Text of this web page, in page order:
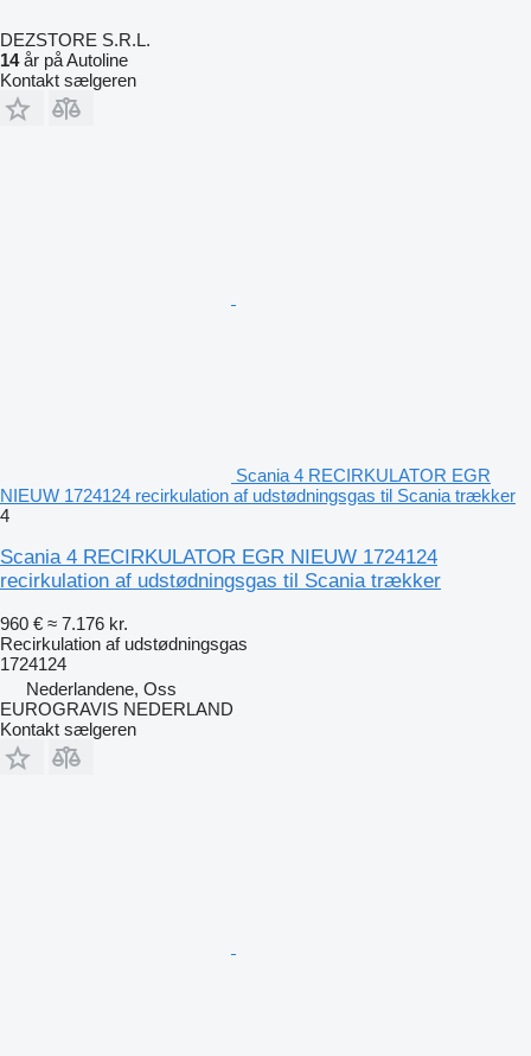
DEZSTORE S.R.L.
14år på Autoline
Kontakt sælgeren
Scania 4 RECIRKULATOR EGR
NIEUW 1724124 recirkulation af udstødningsgas til Scania trækker
4
Scania 4 RECIRKULATOR EGR NIEUW 1724124
recirkulation af udstødningsgas til Scania trækker
960 € ≈ 7.176 kr.
Recirkulation af udstødningsgas
1724124
Nederlandene, Oss
EUROGRAVIS NEDERLAND
Kontakt sælgeren